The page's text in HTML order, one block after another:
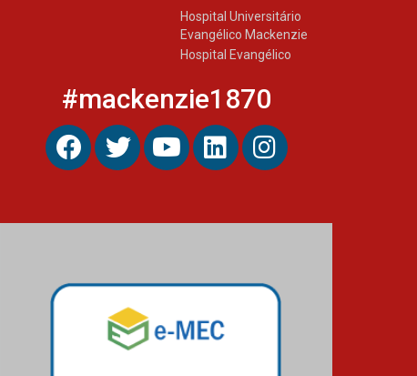
Hospital Universitário
Evangélico Mackenzie
Hospital Evangélico
#mackenzie1870